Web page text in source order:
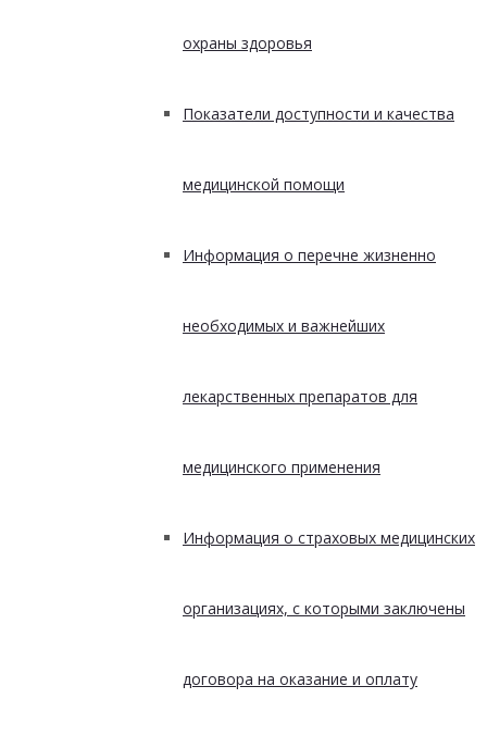
охраны здоровья
Показатели доступности и качества
медицинской помощи
Информация о перечне жизненно
необходимых и важнейших
лекарственных препаратов для
медицинского применения
Информация о страховых медицинских
организациях, с которыми заключены
договора на оказание и оплату